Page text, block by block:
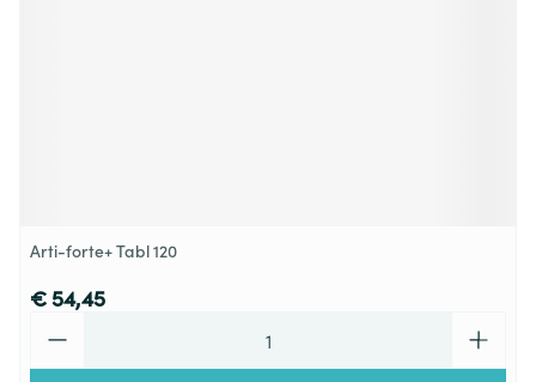
Arti-forte+ Tabl 120
€ 54,45